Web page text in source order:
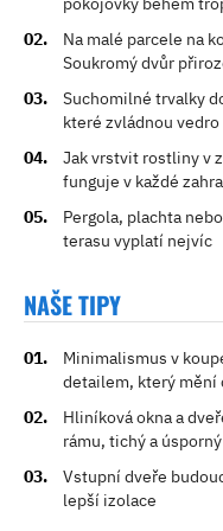
Na malé parcele na
Soukromý dvůr
Suchomilné trvalky
které zvládnou
Jak vrstvit rostliny v
funguje v každé
Pergola, plachta
terasu vyplatí nejvíc
NAŠE TIPY
Minimalismus v
detailem, který mění
Hliníková okna a
rámu, tichý a
Vstupní dveře
lepší izolace